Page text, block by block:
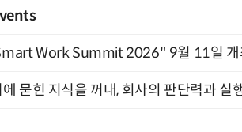
Work Summit 2026" 9월 11일 개
에 묻힌 지식을 꺼내, 회사의 판단력과